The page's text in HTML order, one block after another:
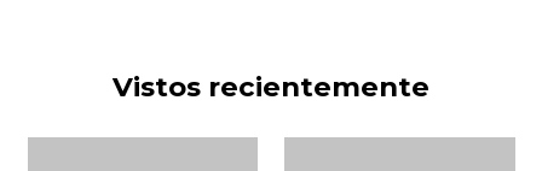
Vistos recientemente